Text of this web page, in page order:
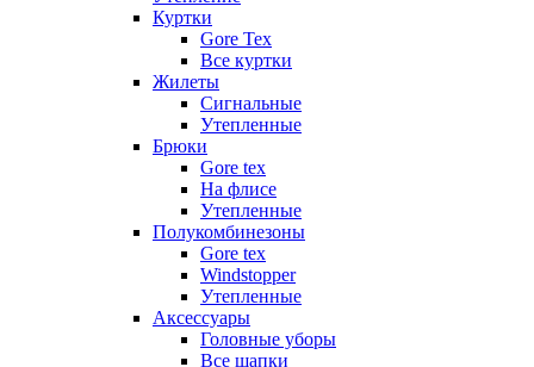
Куртки
Gore Tex
Все куртки
Жилеты
Сигнальные
Утепленные
Брюки
Gore tex
На флисе
Утепленные
Полукомбинезоны
Gore tex
Windstopper
Утепленные
Аксессуары
Головные уборы
Все шапки